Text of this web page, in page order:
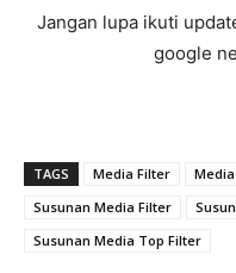
Jangan lupa ikuti
google
TAGS Media Filter
Susunan Media Filter
Susunan Media Top Filter